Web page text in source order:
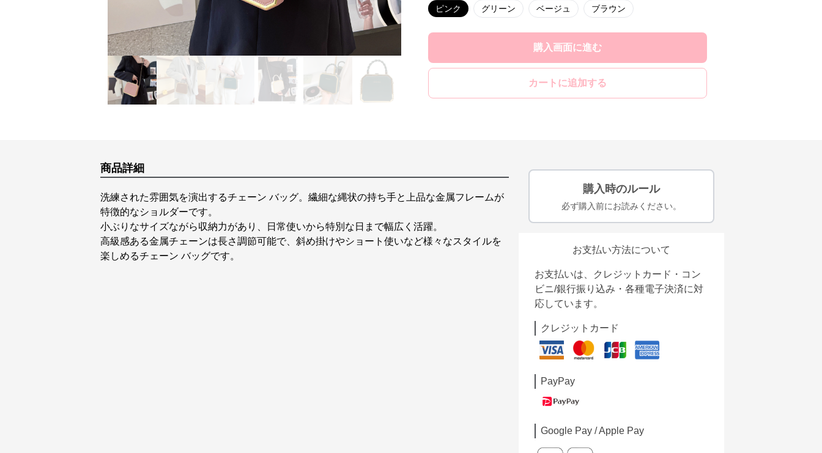
ピンク グリーン ベージュ ブラウン
購入画面に進む
カートに追加する
商品詳細
洗練された雰囲気を演出するチェーン バッグ。繊細な縄状の持ち手と上品な金属フレームが
特徴的なショルダーです。
小ぶりなサイズながら収納力があり、日常使いから特別な日まで幅広く活躍。
高級感ある金属チェーンは長さ調節可能で、斜め掛けやショート使いなど様々なスタイルを
楽しめるチェーン バッグです。
購入時のルール
必ず購入前にお読みください。
お支払い方法について
お支払いは、クレジットカード・コン
ビニ/銀行振り込み・各種電子決済に対
応しています。
クレジットカード
PayPay
Google Pay / Apple Pay